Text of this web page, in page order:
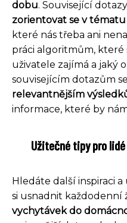
dobu. Související
zorientovat se v tématu
které nás třeba ani
práci algoritmům, které
uživatele zajímá a jaký
souvisejícím dotazům
relevantnějším
informace, které by
Užitečné tipy pro
Hledáte další inspiraci
si usnadnit každodenní
vychytávek do